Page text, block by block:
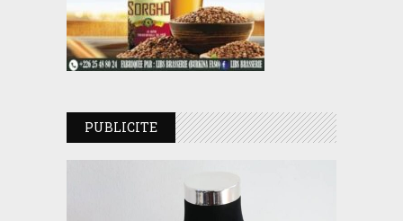
PUBLICITE